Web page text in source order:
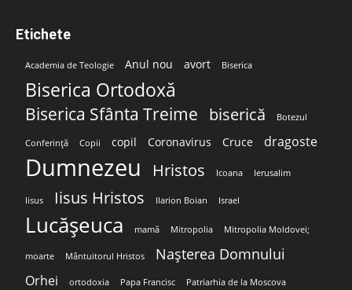
Etichete
Academia de Teologie Anul nou avort Biserica
Biserica Ortodoxă
Biserica Sfânta Treime biserică Botezul
Conferință Copii copil Coronavirus Cruce dragoste
Dumnezeu Hristos Icoana Ierusalim
Iisus Iisus Hristos Ilarion Boian Israel
Lucășeuca mamă Mitropolia Mitropolia Moldovei;
moarte Mântuitorul Hristos Nașterea Domnului
Orhei ortodoxia Papa Francisc Patriarhia de la Moscova